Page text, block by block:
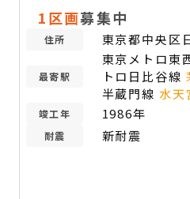
1区画募集中
住所 東京都中央区
最寄駅
東京メトロ東
トロ日比谷線
半蔵門線水天
竣工年 1986年
耐震 新耐震